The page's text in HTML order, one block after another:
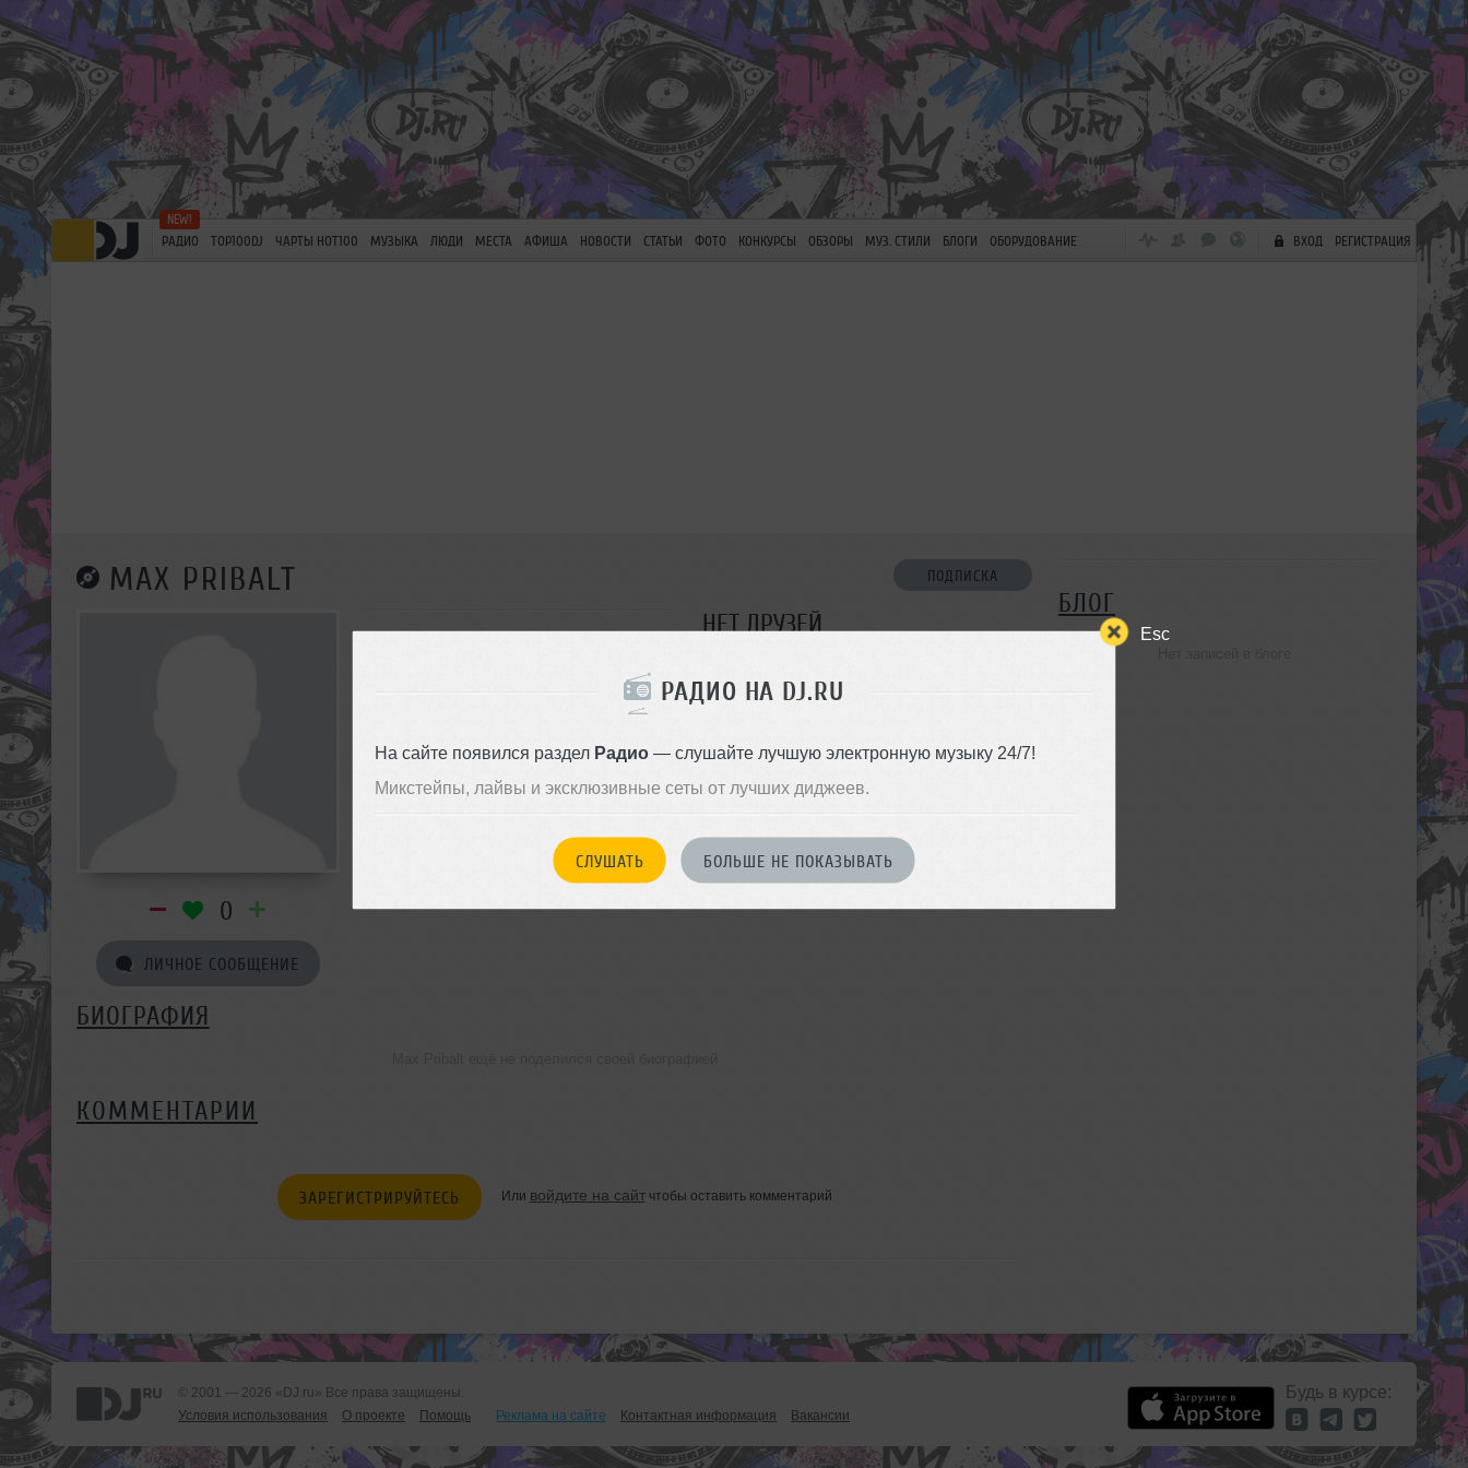
Esc
РАДИО НА DJ.RU
На сайте появился раздел Радио— слушайте лучшую электронную музыку 24/7!
Микстейпы, лайвы и эксклюзивные сеты от лучших диджеев.
СЛУШАТЬ БОЛЬШЕ НЕ ПОКАЗЫВАТЬ
РАДИО TOP100DJ ЧАРТЫ HOT100 МУЗЫКА ЛЮДИ МЕСТА АФИША НОВОСТИ СТАТЬИ ФОТО КОНКУРСЫ ОБЗОРЫ МУЗ. СТИЛИ БЛОГИ ОБОРУДОВАНИЕ ВХОД РЕГИСТРАЦИЯ
MAX PRIBALT ПОДПИСКА
0
ЛИЧНОЕ СООБЩЕНИЕ
НЕТ ДРУЗЕЙ
БИОГРАФИЯ
КОММЕНТАРИИ
ЗАРЕГИСТРИРУЙТЕСЬ Или войдите на сайтчтобы оставить комментарий
БЛОГ
© 2001 — 2026 «DJ.ru» Все права защищены.
Условия использования
О проекте Помощь Реклама на сайте Контактная информация Вакансии
Будь в курсе: